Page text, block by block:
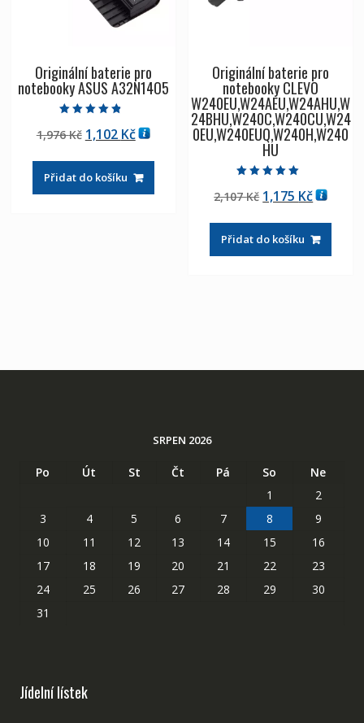
Originální baterie pro
notebooky ASUS A32N14O5
4.50
z 5
1,976Kč Původní
byla:
1,976 Kč
1,102 KčAktuální
je:
1,102 Kč
Přidat do košíku
Originální baterie pro
notebooky CLEVO
W240EU,W24AEU,W24AHU,W
24BHU,W240C,W240CU,W24
0EU,W240EUQ,W240H,W240
HU
5.00
z 5
2,107Kč Původní
byla:
2,107 Kč
1,175 Kč
je:
1,175 Kč
Přidat do košíku
SRPEN 2026
Po Út St Čt Pá So
Ne
1
2
3
4 5 6 7 8
9
10
11 12 13 14 15
16
17
18 19 20 21 22
23
24
25 26 27 28 29
30
31
Jídelní lístek